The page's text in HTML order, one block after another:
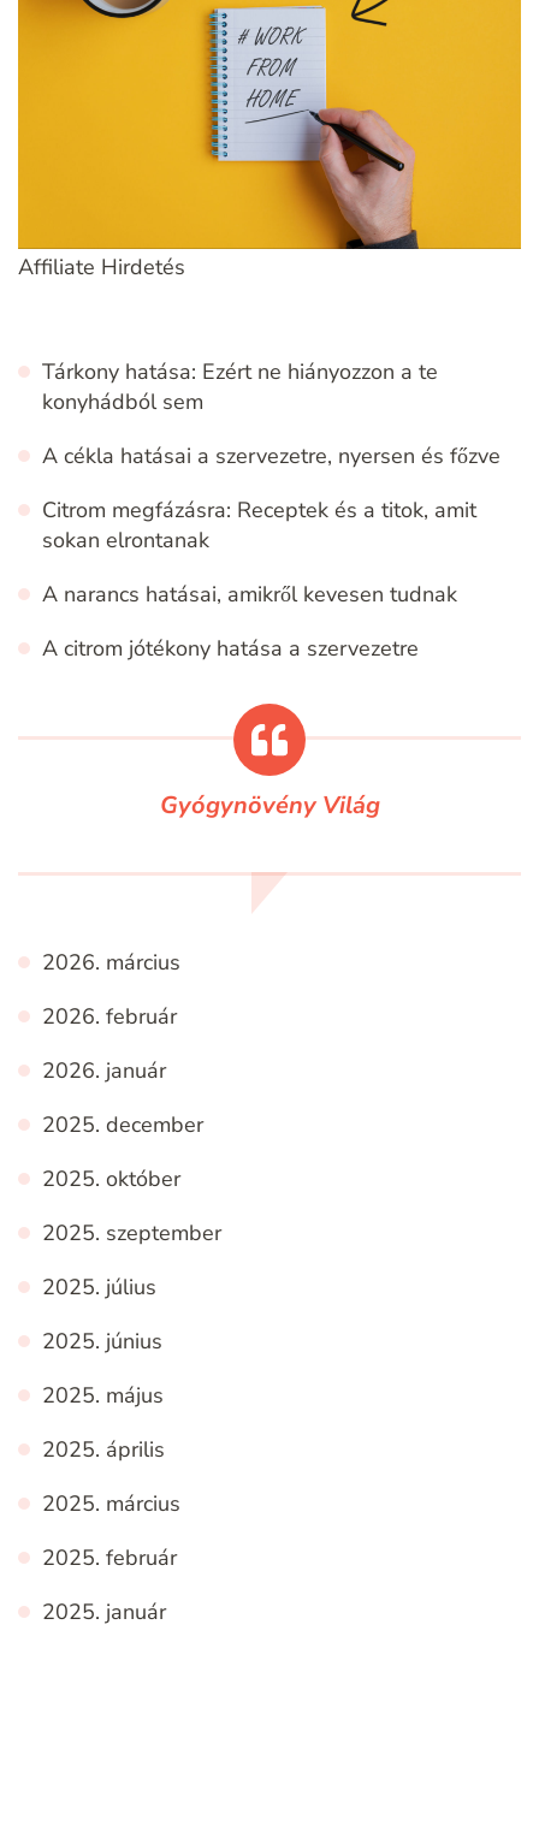
Affiliate Hirdetés
Tárkony hatása: Ezért ne hiányozzon a te
konyhádból sem
A cékla hatásai a szervezetre, nyersen és főzve
Citrom megfázásra: Receptek és a titok, amit
sokan elrontanak
A narancs hatásai, amikről kevesen tudnak
A citrom jótékony hatása a szervezetre
Gyógynövény Világ
2026. március
2026. február
2026. január
2025. december
2025. október
2025. szeptember
2025. július
2025. június
2025. május
2025. április
2025. március
2025. február
2025. január